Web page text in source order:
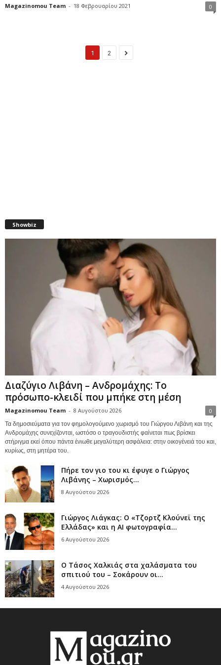
Magazinomou Team - 18 Φεβρουαρίου 2021 0
1 2
Showbiz
Διαζύγιο Λιβάνη – Ανδρομάχης: Το
πρόσωπο-κλειδί που μπήκε στη μέση
Magazinomou Team - 8 Αυγούστου 2026 0
Τα δημοσιεύματα για τον φημολογούμενο χωρισμό του Γιώργου Λιβάνη και της
Ανδρομάχης συνεχίζονται, ωστόσο ο τραγουδιστής φαίνεται πως βρίσκει
στήριγμα εκεί όπου πάντα ένιωθε μεγαλύτερη ασφάλεια: στην οικογένειά του και,
κυρίως, στη μητέρα του.
Πήρε τον γιο του κι έφυγε ο Γιώργος
Λιβάνης – Χωρισμός...
8 Αυγούστου 2026
Γιώργος Λιάγκας: Ο «Τζορτζ Κλούνεϊ της
Ελλάδας» και η AI φωτογραφία...
6 Αυγούστου 2026
Ο Τάσος Χαλκιάς στα χαλάσματα του
σπιτιού του – Σοκάρουν οι...
4 Αυγούστου 2026